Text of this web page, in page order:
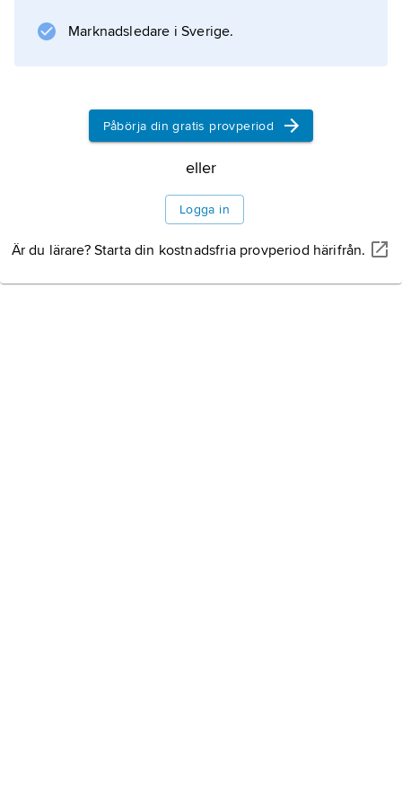
Marknadsledare i Sverige.
Påbörja din gratis provperiod
eller
Logga in
Är du lärare? Starta din kostnadsfria provperiod härifrån.